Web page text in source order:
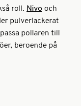
roll. Nivo och
pulverlackerat
pollaren till
beroende på